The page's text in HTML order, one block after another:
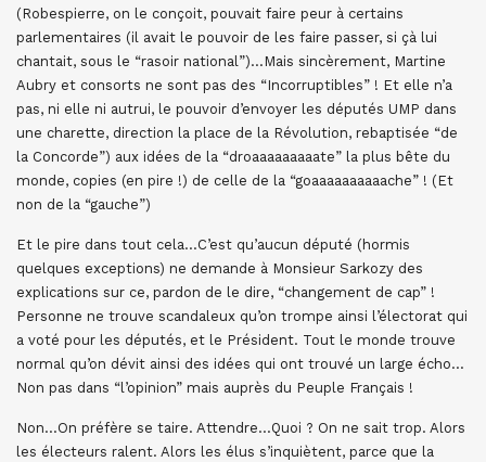
(Robespierre, on le conçoit, pouvait faire peur à certains
parlementaires (il avait le pouvoir de les faire passer, si çà lui
chantait, sous le “rasoir national”)…Mais sincèrement, Martine
Aubry et consorts ne sont pas des “Incorruptibles” ! Et elle n’a
pas, ni elle ni autrui, le pouvoir d’envoyer les députés UMP dans
une charette, direction la place de la Révolution, rebaptisée “de
la Concorde”) aux idées de la “droaaaaaaaaate” la plus bête du
monde, copies (en pire !) de celle de la “goaaaaaaaaaache” ! (Et
non de la “gauche”)
Et le pire dans tout cela…C’est qu’aucun député (hormis
quelques exceptions) ne demande à Monsieur Sarkozy des
explications sur ce, pardon de le dire, “changement de cap” !
Personne ne trouve scandaleux qu’on trompe ainsi l’électorat qui
a voté pour les députés, et le Président. Tout le monde trouve
normal qu’on dévit ainsi des idées qui ont trouvé un large écho…
Non pas dans “l’opinion” mais auprès du Peuple Français !
Non…On préfère se taire. Attendre…Quoi ? On ne sait trop. Alors
les électeurs ralent. Alors les élus s’inquiètent, parce que la